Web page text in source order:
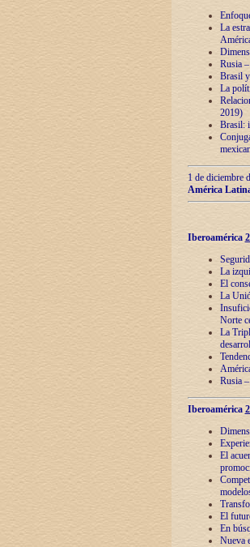
La
Rusia
Brasil
La
2019)
Brasil:
1 de diciembre
América
Iberoamérica
La
El
La
Norte
La
Rusia
Iberoamérica
El
El
En
Nueva